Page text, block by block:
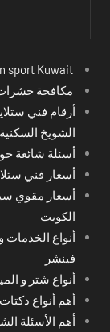
مكافحة حشرات
أرقام فني
الشويخ السكنية
أسئلة شائعة
أسعار فني
أسعار مقوي
الكويت
أنواع
فينشر
أنواع شتر و
أهم أنواع
أهم الأسئلة